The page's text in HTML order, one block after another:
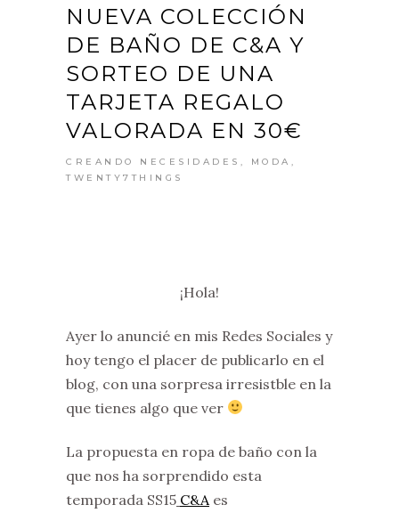
NUEVA COLECCIÓN
DE BAÑO DE C&A Y
SORTEO DE UNA
TARJETA REGALO
VALORADA EN 30€
CREANDO NECESIDADES , MODA ,
TWENTY7THINGS
¡Hola!
Ayer lo anuncié en mis Redes Sociales y
hoy tengo el placer de publicarlo en el
blog, con una sorpresa irresistble en la
que tienes algo que ver
La propuesta en ropa de baño con la
que nos ha sorprendido esta
temporada SS15 C&A es